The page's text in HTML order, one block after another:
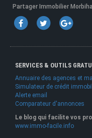
Partager Immobilier
SERVICES & OUTILS
Annuaire des agences et
Simulateur de crédit
Alerte email
Comparateur d'annonces
Le blog qui facilite vos
www.immo-facile.info